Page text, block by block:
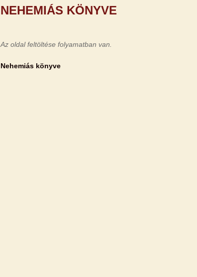
NEHEMIÁS KÖNYVE
Az oldal feltöltése folyamatban van.
Nehemiás könyve